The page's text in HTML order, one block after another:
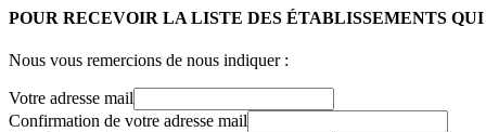
POUR RECEVOIR LA LISTE DES ÉTABLISSEMENTS
Nous vous remercions de nous indiquer :
Votre adresse mail
Confirmation de votre adresse mail